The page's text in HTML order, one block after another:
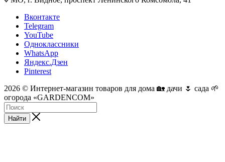
Вконтакте
Telegram
YouTube
Одноклассники
WhatsApp
Яндекс.Дзен
Pinterest
2026 © Интернет-магазин товаров для дома 🏡 дачи 🌷 сада 🌱
огорода «GARDENCOM»
Найти